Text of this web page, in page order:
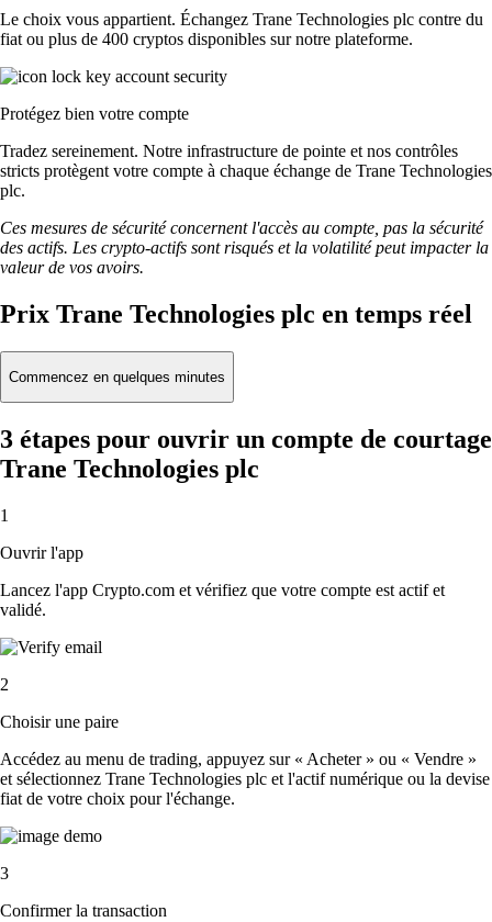
Le choix vous appartient. Échangez Trane Technologies plc contre du
fiat ou plus de 400 cryptos disponibles sur notre plateforme.
Protégez bien votre compte
Tradez sereinement. Notre infrastructure de pointe et nos contrôles
stricts protègent votre compte à chaque échange de Trane Technologies
plc.
Ces mesures de sécurité concernent l'accès au compte, pas la sécurité
des actifs. Les crypto-actifs sont risqués et la volatilité peut impacter la
valeur de vos avoirs.
Prix Trane Technologies plc en temps réel
Commencez en quelques minutes
3 étapes pour ouvrir un compte de courtage
Trane Technologies plc
1
Ouvrir l'app
Lancez l'app Crypto.com et vérifiez que votre compte est actif et
validé.
2
Choisir une paire
Accédez au menu de trading, appuyez sur « Acheter » ou « Vendre »
et sélectionnez Trane Technologies plc et l'actif numérique ou la devise
fiat de votre choix pour l'échange.
3
Confirmer la transaction